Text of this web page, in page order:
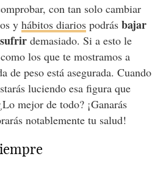
con tan solo cambiar
y hábitos diariospodrásbajar
sufrirdemasiado. Si a esto le
los que te mostramos a
de peso está asegurada. Cuando
luciendo esa figura que
mejor de todo? ¡Ganarás
notablemente tu salud!